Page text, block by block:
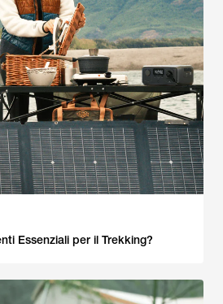
Essenziali per il Trekking?